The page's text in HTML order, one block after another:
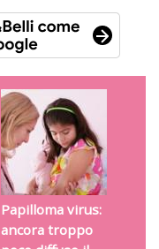
Papilloma virus:
ancora troppo